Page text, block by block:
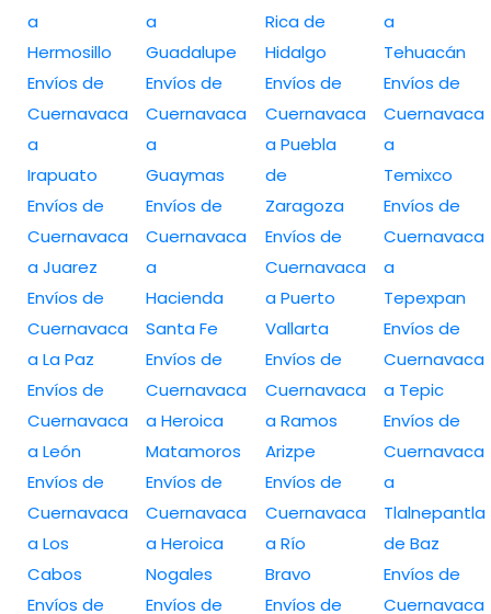
a
Hermosillo
Envíos de
Cuernavaca
a
Irapuato
Envíos de
Cuernavaca
a Juarez
Envíos de
Cuernavaca
a La Paz
Envíos de
Cuernavaca
a León
Envíos de
Cuernavaca
a Los
Cabos
Envíos de
a
Guadalupe
Envíos de
Cuernavaca
a
Guaymas
Envíos de
Cuernavaca
a
Hacienda
Santa Fe
Envíos de
Cuernavaca
a Heroica
Matamoros
Envíos de
Cuernavaca
a Heroica
Nogales
Envíos de
Rica de
Hidalgo
Envíos de
Cuernavaca
a Puebla
de
Zaragoza
Envíos de
Cuernavaca
a Puerto
Vallarta
Envíos de
Cuernavaca
a Ramos
Arizpe
Envíos de
Cuernavaca
a Río
Bravo
Envíos de
a
Tehuacán
Envíos de
Cuernavaca
a
Temixco
Envíos de
Cuernavaca
a
Tepexpan
Envíos de
Cuernavaca
a Tepic
Envíos de
Cuernavaca
a
Tlalnepantla
de Baz
Envíos de
Cuernavaca